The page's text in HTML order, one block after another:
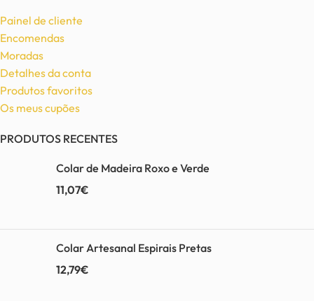
Painel de cliente
Encomendas
Moradas
Detalhes da conta
Produtos favoritos
Os meus cupões
PRODUTOS RECENTES
Colar de Madeira Roxo e Verde
11,07€
Colar Artesanal Espirais Pretas
12,79€